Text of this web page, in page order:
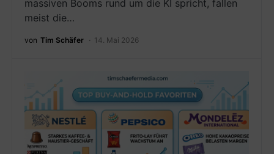
massiven Booms rund um die KI spricht, fallen
meist die…
von Tim Schäfer 14. Mai 2026